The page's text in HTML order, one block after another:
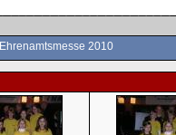
Ehrenamtsmesse 2010